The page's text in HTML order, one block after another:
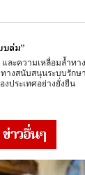
ล่ม”
ละความเหลื่อมล้ำทา
างสนับสนุนระบบรัก
งประเทศอย่างยั่งยืน
ข่าวอื่นๆ